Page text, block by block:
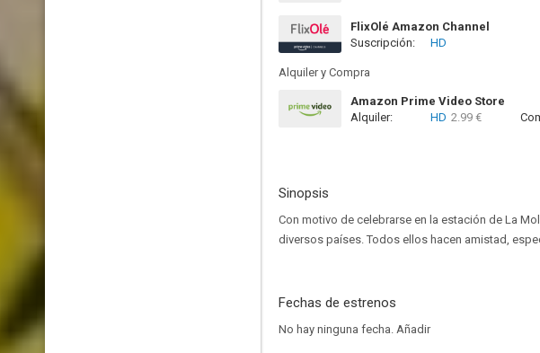
FlixOlé Amazon Channel
Suscripción:
HD
Alquiler y Compra
Amazon Prime Video Store
Alquiler:
HD 2.99 €
Sinopsis
Con motivo de celebrarse en la estación de La
diversos países. Todos ellos hacen amistad,
Fechas de estrenos
No hay ninguna fecha. Añadir